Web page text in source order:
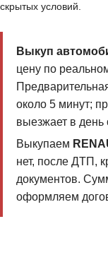
скрытых условий.
Выкуп
цену по
около 5 минут;
выезжает в
Выкупаем
нет, после ДТП,
документов.
оформляем